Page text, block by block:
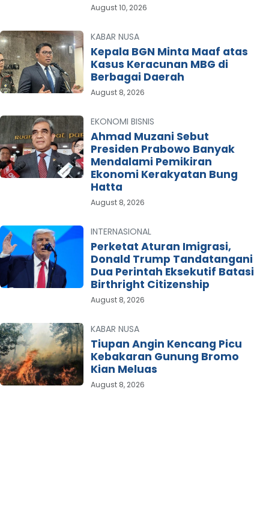
August 10, 2026
KABAR NUSA
Kepala BGN Minta Maaf atas
Kasus Keracunan MBG di
Berbagai Daerah
August 8, 2026
EKONOMI BISNIS
Ahmad Muzani Sebut
Presiden Prabowo Banyak
Mendalami Pemikiran
Ekonomi Kerakyatan Bung
Hatta
August 8, 2026
INTERNASIONAL
Perketat Aturan Imigrasi,
Donald Trump Tandatangani
Dua Perintah Eksekutif Batasi
Birthright Citizenship
August 8, 2026
KABAR NUSA
Tiupan Angin Kencang Picu
Kebakaran Gunung Bromo
Kian Meluas
August 8, 2026